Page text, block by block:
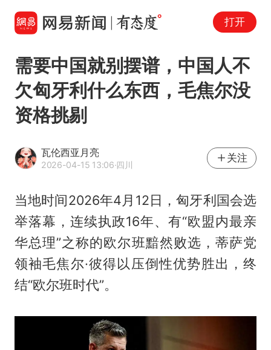
打开
需要中国就别摆谱，中国人不
欠匈牙利什么东西，毛焦尔没
资格挑剔
瓦伦西亚月亮
2026-04-15 13:06·四川
关注
当地时间2026年4月12日，匈牙利国会选
举落幕，连续执政16年、有“欧盟内最亲
华总理”之称的欧尔班黯然败选，蒂萨党
领袖毛焦尔·彼得以压倒性优势胜出，终
结“欧尔班时代”。